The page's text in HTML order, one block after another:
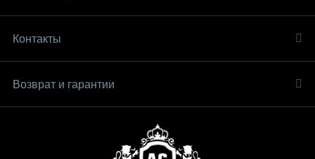
Контакты
Возврат и гарантии